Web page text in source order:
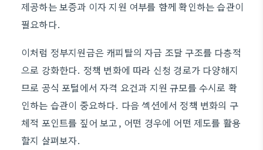
제공하는 보증과 이자 지원 여부를 함께 확인하는 습관이
필요하다.
이처럼 정부지원금은 캐피탈의 자금 조달 구조를 다층적
으로 강화한다. 정책 변화에 따라 신청 경로가 다양해지
므로 공식 포털에서 자격 요건과 지원 규모를 수시로 확
인하는 습관이 중요하다. 다음 섹션에서 정책 변화의 구
체적 포인트를 짚어 보고, 어떤 경우에 어떤 제도를 활용
할지 살펴보자.